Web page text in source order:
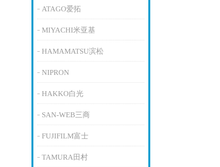
ATAGO爱拓
MIYACHI米亚基
HAMAMATSU滨松
NIPRON
HAKKO白光
SAN-WEB三商
FUJIFILM富士
TAMURA田村